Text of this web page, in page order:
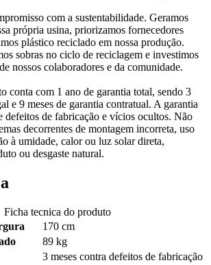
com a sustentabilidade. Geramos
própria usina, priorizamos fornecedores
plástico reciclado em nossa produção.
sobras no ciclo de reciclagem e investimos
nossos colaboradores e da comunidade.
conta com 1 ano de garantia total, sendo 3
e 9 meses de garantia contratual. A garantia
defeitos de fabricação e vícios ocultos. Não
decorrentes de montagem incorreta, uso
à umidade, calor ou luz solar direta,
ou desgaste natural.
Ficha tecnica do produto
170 cm
89 kg
3 meses contra defeitos de fabricação